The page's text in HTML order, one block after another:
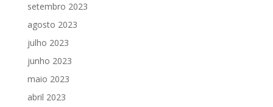
setembro 2023
agosto 2023
julho 2023
junho 2023
maio 2023
abril 2023